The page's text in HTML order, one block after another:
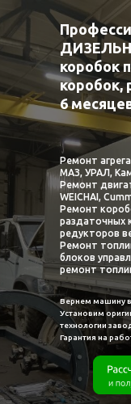
коробок
коробок,
6
Ремонт
МАЗ, УРАЛ,
Ремонт
WEICHAI,
Ремонт
раздаточных
редукторов
Ремонт
блоков
ремонт
Вернем машину
Установим
технологии
Гарантия на